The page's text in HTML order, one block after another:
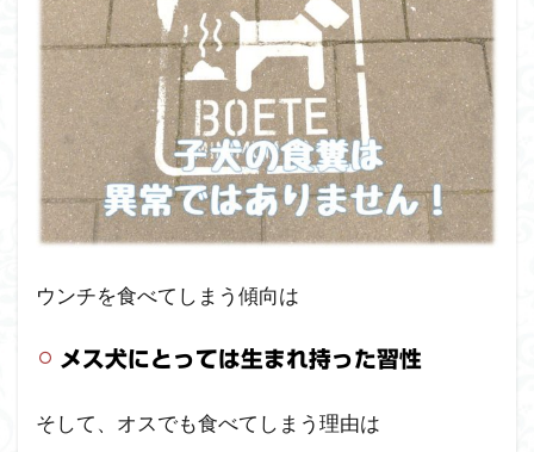
ウンチを食べてしまう傾向は
メス犬にとっては生まれ持った習性
そして、オスでも食べてしまう理由は